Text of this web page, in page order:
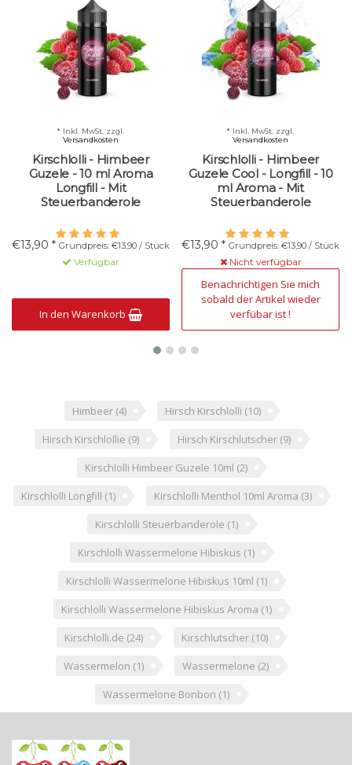
Kirschlolli - Himbeer
Guzele - 10 ml Aroma
Longfill - Mit
Steuerbanderole
€13,90 *Grundpreis: €13,90 / Stück
* Inkl. MwSt. zzgl.
Versandkosten
Verfügbar
In den Warenkorb
Kirschlolli - Himbeer
Guzele Cool - Longfill - 10
ml Aroma - Mit
Steuerbanderole
€13,90 *Grundpreis: €13,90 / Stück
* Inkl. MwSt. zzgl.
Versandkosten
Nicht verfügbar
Benachrichtigen Sie mich
sobald der Artikel wieder
verfübar ist !
Himbeer (4) Hirsch Kirschlolli (10)
Hirsch Kirschlollie (9) Hirsch Kirschlutscher (9)
Kirschlolli Himbeer Guzele 10ml (2)
Kirschlolli Longfill (1) Kirschlolli Menthol 10ml Aroma (3)
Kirschlolli Steuerbanderole (1)
Kirschlolli Wassermelone Hibiskus (1)
Kirschlolli Wassermelone Hibiskus 10ml (1)
Kirschlolli Wassermelone Hibiskus Aroma (1)
Kirschlolli.de (24) Kirschlutscher (10)
Wassermelon (1) Wassermelone (2)
Wassermelone Bonbon (1)